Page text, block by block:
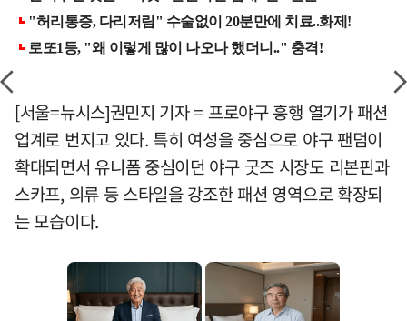
[서울=뉴시스]권민지 기자 = 프로야구 흥행 열기가 패션
업계로 번지고 있다. 특히 여성을 중심으로 야구 팬덤이
확대되면서 유니폼 중심이던 야구 굿즈 시장도 리본핀과
스카프, 의류 등 스타일을 강조한 패션 영역으로 확장되
는 모습이다.